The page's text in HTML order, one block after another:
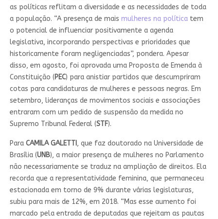
as políticas reflitam a diversidade e as necessidades de toda
a população. “A presença de mais mulheres na política tem
o potencial de influenciar positivamente a agenda
legislativa, incorporando perspectivas e prioridades que
historicamente foram negligenciadas”, pondera. Apesar
disso, em agosto, foi aprovada uma Proposta de Emenda à
Constituição (PEC) para anistiar partidos que descumpriram
cotas para candidaturas de mulheres e pessoas negras. Em
setembro, lideranças de movimentos sociais e associações
entraram com um pedido de suspensão da medida no
Supremo Tribunal Federal (STF).
Para CAMILA GALETTI , que faz doutorado na Universidade de
Brasília (UNB), a maior presença de mulheres no Parlamento
não necessariamente se traduz na ampliação de direitos. Ela
recorda que a representatividade feminina, que permaneceu
estacionada em torno de 9% durante várias legislaturas,
subiu para mais de 12%, em 2018. “Mas esse aumento foi
marcado pela entrada de deputadas que rejeitam as pautas